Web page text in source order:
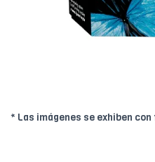
* Las imágenes se exhiben